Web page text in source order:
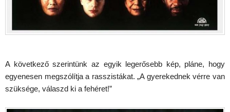
A következő szerintünk az egyik legerősebb kép, pláne, hogy
egyenesen megszólítja a rasszistákat. „A gyerekednek vérre van
szüksége, válaszd ki a fehéret!”